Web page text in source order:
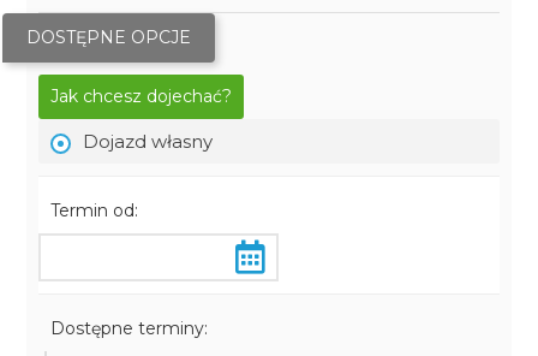
DOSTĘPNE OPCJE
Jak chcesz dojechać?
Dojazd własny
Termin od:
Dostępne terminy: